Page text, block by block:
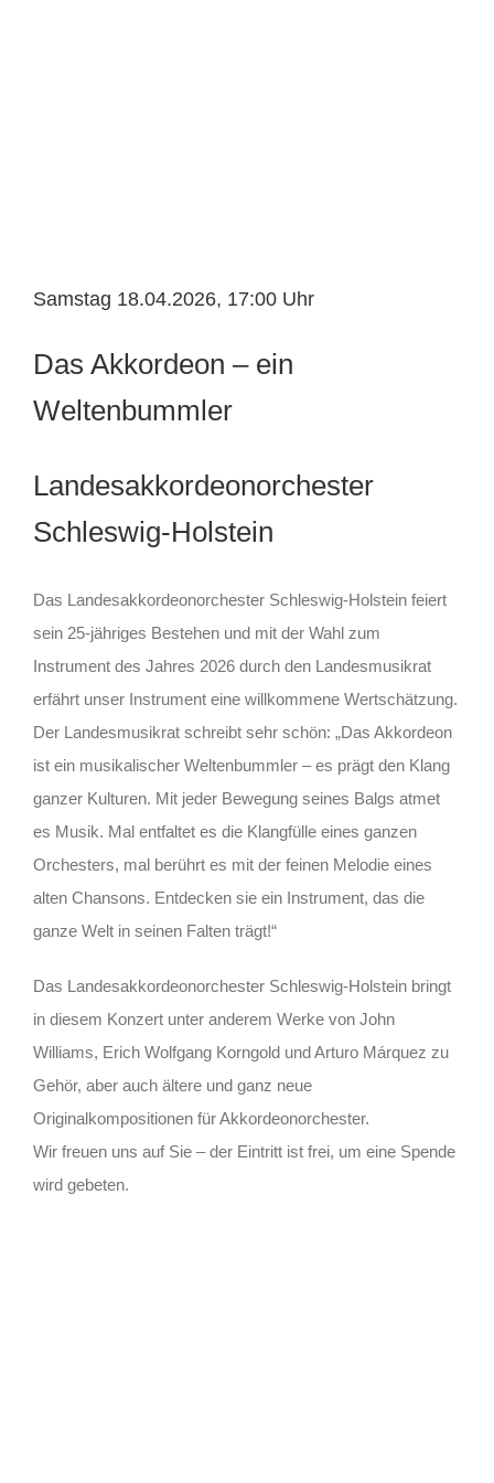
Samstag 18.04.2026, 17:00 Uhr
Das Akkordeon – ein
Weltenbummler
Landesakkordeonorchester
Schleswig-Holstein
Das Landesakkordeonorchester Schleswig-Holstein feiert
sein 25-jähriges Bestehen und mit der Wahl zum
Instrument des Jahres 2026 durch den Landesmusikrat
erfährt unser Instrument eine willkommene Wertschätzung.
Der Landesmusikrat schreibt sehr schön: „Das Akkordeon
ist ein musikalischer Weltenbummler – es prägt den Klang
ganzer Kulturen. Mit jeder Bewegung seines Balgs atmet
es Musik. Mal entfaltet es die Klangfülle eines ganzen
Orchesters, mal berührt es mit der feinen Melodie eines
alten Chansons. Entdecken sie ein Instrument, das die
ganze Welt in seinen Falten trägt!“
Das Landesakkordeonorchester Schleswig-Holstein bringt
in diesem Konzert unter anderem Werke von John
Williams, Erich Wolfgang Korngold und Arturo Márquez zu
Gehör, aber auch ältere und ganz neue
Originalkompositionen für Akkordeonorchester.
Wir freuen uns auf Sie – der Eintritt ist frei, um eine Spende
wird gebeten.